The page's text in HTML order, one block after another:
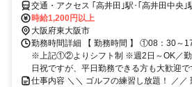
交通・アクセス ｢高井田｣駅･｢高井田中央
時給1,200円以上
大阪府東大阪市
勤務時間詳細 【 勤務時間 】 ①08：30～
※上記①②よりシフト制 ※週2日～OK／勤
日祝ですが、平日勤務できる方も大歓迎で
仕事内容 ＼＼ ゴルフの練習し放題！ ／／